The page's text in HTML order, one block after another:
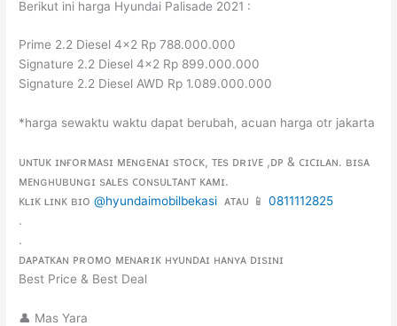
Berikut ini harga Hyundai Palisade 2021 :
Prime 2.2 Diesel 4×2 Rp 788.000.000
Signature 2.2 Diesel 4×2 Rp 899.000.000
Signature 2.2 Diesel AWD Rp 1.089.000.000
*harga sewaktu waktu dapat berubah, acuan harga otr jakarta
ᴜɴᴛᴜᴋ ɪɴғᴏʀᴍᴀsɪ ᴍᴇɴɢᴇɴᴀɪ sᴛᴏᴄᴋ, ᴛᴇs ᴅʀɪᴠᴇ ,ᴅᴘ & ᴄɪᴄɪʟᴀɴ. ʙɪsᴀ
ᴍᴇɴɢʜᴜʙᴜɴɢɪ sᴀʟᴇs ᴄᴏɴsᴜʟᴛᴀɴᴛ ᴋᴀᴍɪ.
ᴋʟɪᴋ ʟɪɴᴋ ʙɪᴏ@hyundaimobilbekasi ᴀᴛᴀᴜ 📱0811112825
.
.
ᴅᴀᴘᴀᴛᴋᴀɴ ᴘʀᴏᴍᴏ ᴍᴇɴᴀʀɪᴋ ʜʏᴜɴᴅᴀɪ ʜᴀɴʏᴀ ᴅɪsɪɴɪ
Best Price & Best Deal
👤 Mas Yara